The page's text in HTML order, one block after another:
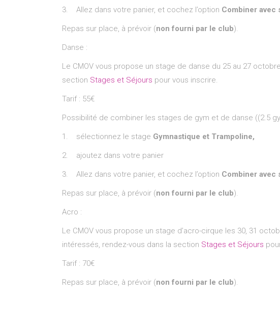
3. Allez dans votre panier, et cochez l’option Combiner avec
Repas sur place, à prévoir (non fourni par le club).
Danse :
Le CMOV vous propose un stage de danse du 25 au 27
section Stages et Séjours pour vous inscrire.
Tarif : 55€
Possibilité de combiner les stages de gym et de danse ((2.5
1. sélectionnez le stage Gymnastique et Trampoline,
2. ajoutez dans votre panier
3. Allez dans votre panier, et cochez l’option Combiner avec
Repas sur place, à prévoir (non fourni par le club).
Acro :
Le CMOV vous propose un stage d’acro-cirque les 30, 31
intéressés, rendez-vous dans la section Stages et Séjours
Tarif : 70€
Repas sur place, à prévoir (non fourni par le club).